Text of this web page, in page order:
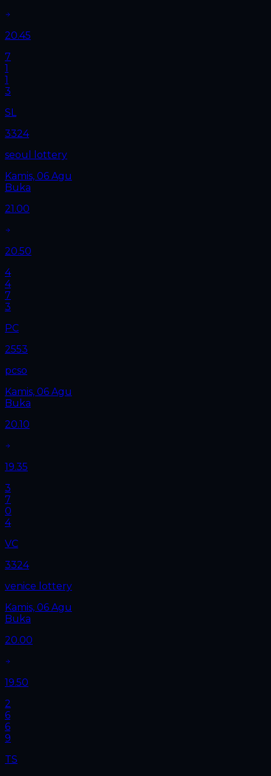
20.45
7
1
1
3
SL
3324
seoul lottery
Kamis, 06 Agu
Buka
21.00
20.50
4
4
7
3
PC
2553
pcso
Kamis, 06 Agu
Buka
20.10
19.35
3
7
0
4
VC
3324
venice lottery
Kamis, 06 Agu
Buka
20.00
19.50
2
6
6
9
TS